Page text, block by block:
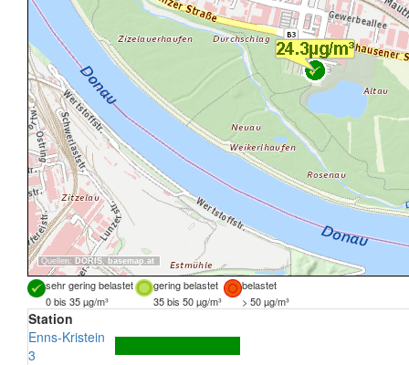
Quellen: DORIS, basemap.at
sehr gering belastet gering belastet
belastet
0 bis 35 µg/m³
35 bis 50 µg/m³ > 50 µg/m³
Station
Enns-Kristein
3